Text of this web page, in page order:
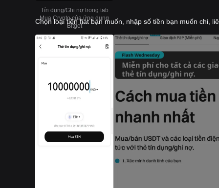
Tín dụng/Ghi nợ trong tab
Mua Crypto của ứng dụng
Bitget
Chọn loại tiền fiat bạn muốn, nhập số tiền bạn muốn chi,